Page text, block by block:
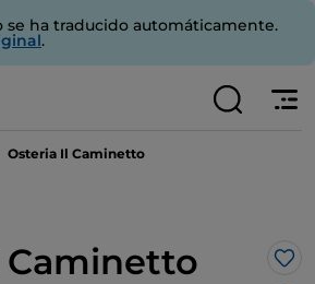
se ha traducido automáticamente.
.
Osteria Il Caminetto
Caminetto Me